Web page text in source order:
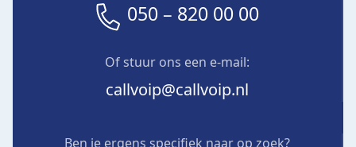
050 – 820 00 00
Of stuur ons een e-mail:
callvoip@callvoip.nl
Ben je ergens specifiek naar op zoek?